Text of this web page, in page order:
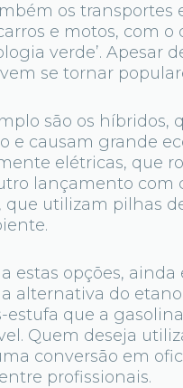
os transportes
e motos, com
verde’. Apesar
se tornar
são os
e causam grande
elétricas, que
lançamento
utilizam pilhas
estas opções,
alternativa do
estufa que a
Quem deseja
conversão em
profissionais.